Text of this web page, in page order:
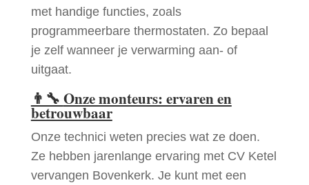
met handige functies, zoals
programmeerbare thermostaten. Zo bepaal
je zelf wanneer je verwarming aan- of
uitgaat.
👨‍🔧 Onze monteurs: ervaren en
betrouwbaar
Onze technici weten precies wat ze doen.
Ze hebben jarenlange ervaring met CV Ketel
vervangen Bovenkerk. Je kunt met een